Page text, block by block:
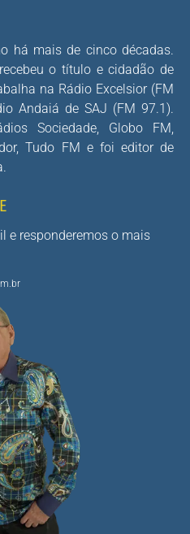
há mais de cinco décadas.
o título e cidadão de
na Rádio Excelsior (FM
Andaiá de SAJ (FM 97.1).
Sociedade, Globo FM,
Tudo FM e foi editor de
e responderemos o mais